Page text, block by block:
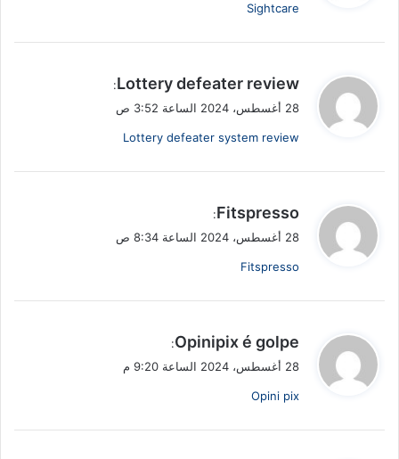
ل
Sightcare
ي
ق
ل
Lottery defeater review
:
28 أغسطس، 2024 الساعة 3:52 ص
Lottery defeater system review
ي
ق
ل
Fitspresso
:
28 أغسطس، 2024 الساعة 8:34 ص
Fitspresso
ي
ق
ل
Opinipix é golpe
:
28 أغسطس، 2024 الساعة 9:20 م
Opini pix